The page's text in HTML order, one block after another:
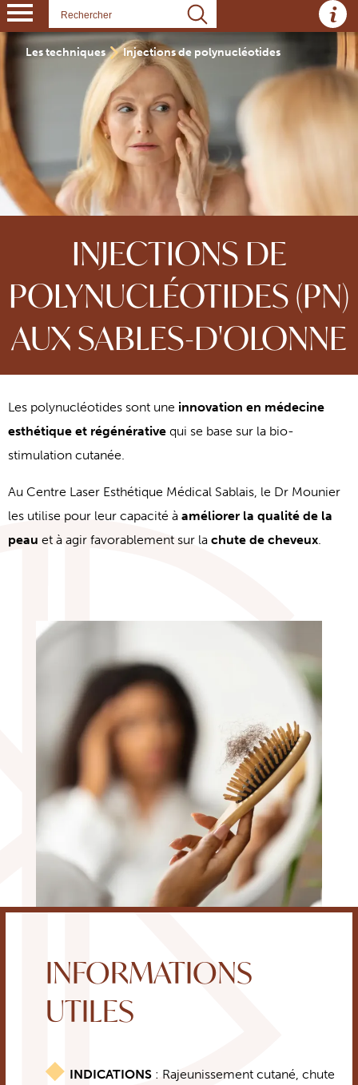
Les techniques Injections de polynucléotides
INJECTIONS DE
POLYNUCLÉOTIDES (PN)
AUX SABLES-D'OLONNE
Les polynucléotides sont une innovation en médecine
esthétique et régénérative qui se base sur la bio-
stimulation cutanée.
Au Centre Laser Esthétique Médical Sablais, le Dr Mounier
les utilise pour leur capacité à améliorer la qualité de la
peau et à agir favorablement sur la chute de cheveux
INFORMATIONS
UTILES
INDICATIONS : Rajeunissement cutané, chute
Panneau de gestion des cookies